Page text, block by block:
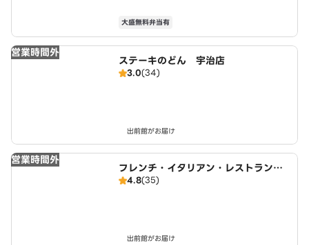
大盛無料弁当有
営業時間外
ステーキのどん 宇治店
3.0(34)
出前館がお届け
営業時間外
フレンチ・イタリアン・レストラン
すわん
4.8(35)
出前館がお届け